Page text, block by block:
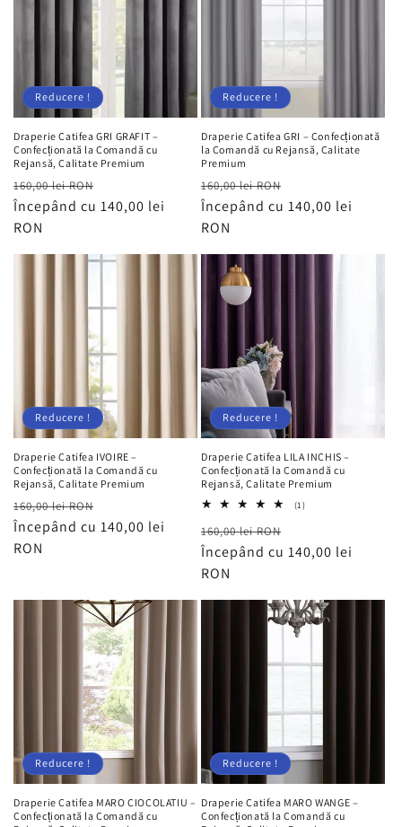
Reducere !
Draperie Catifea GRI GRAFIT –
Confecționată la Comandă cu
Rejansă, Calitate Premium
Preț
obișnuit
160,00 lei RON
redus
Începând cu 140,00 lei
RON
Reducere !
Draperie Catifea GRI – Confecționată
la Comandă cu Rejansă, Calitate
Premium
Preț
obișnuit
160,00 lei RON
redus
Începând cu 140,00 lei
RON
Reducere !
Draperie Catifea IVOIRE –
Confecționată la Comandă cu
Rejansă, Calitate Premium
Preț
obișnuit
160,00 lei RON
redus
Începând cu 140,00 lei
RON
Reducere !
Draperie Catifea LILA INCHIS –
Confecționată la Comandă cu
Rejansă, Calitate Premium
(1)1
Preț
obișnuit
160,00 lei RON
redus
Începând cu 140,00 lei
RON
Reducere !
Draperie Catifea MARO CIOCOLATIU –
Confecționată la Comandă cu
Reducere !
Draperie Catifea MARO WANGE –
Confecționată la Comandă cu